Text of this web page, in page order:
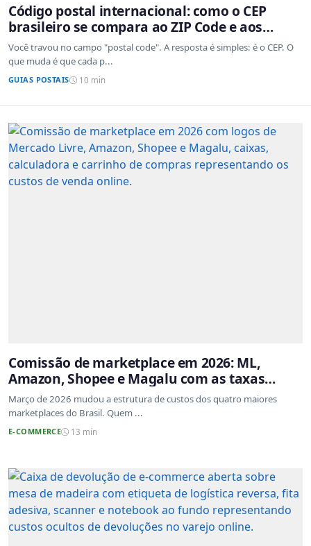
Código postal internacional: como o CEP
brasileiro se compara ao ZIP Code e aos
sistemas de outros países
Você travou no campo "postal code". A resposta é simples: é o CEP. O
que muda é que cada p...
GUIAS POSTAIS 10 min
Comissão de marketplace em 2026: ML,
Amazon, Shopee e Magalu com as taxas
atualizadas
Março de 2026 mudou a estrutura de custos dos quatro maiores
marketplaces do Brasil. Quem ...
E-COMMERCE 13 min